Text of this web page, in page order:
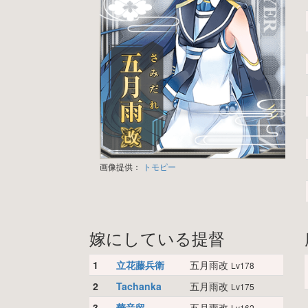
画像提供： トモピー
嫁にしている提督
1 立花藤兵衛 五月雨改 Lv178
2 Tachanka 五月雨改 Lv175